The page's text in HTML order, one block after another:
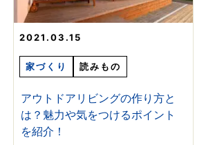
2021.03.15
家づくり 読みもの
アウトドアリビングの作り方と
は？魅力や気をつけるポイント
を紹介！